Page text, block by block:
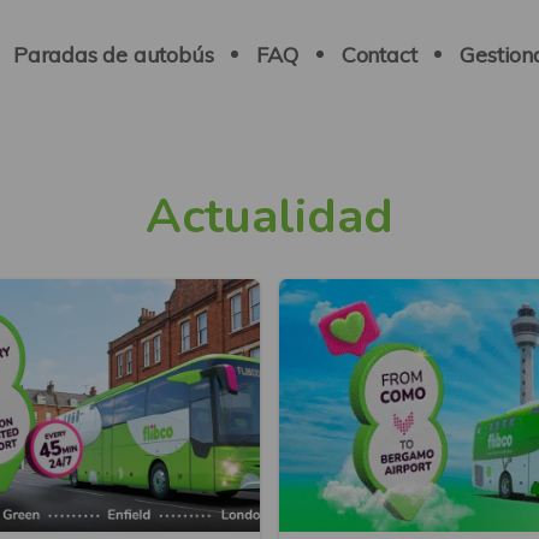
Paradas de autobús FAQ Contact
Actualidad